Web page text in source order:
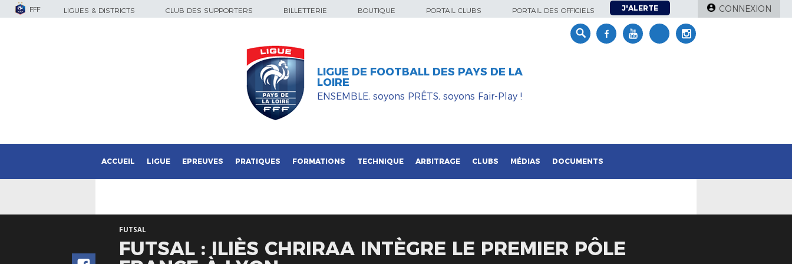
FFF LIGUES & DISTRICTS CLUB DES SUPPORTERS BILLETTERIE BOUTIQUE PORTAIL CLUBS PORTAIL DES OFFICIELS J'ALERTE CONNEXION
LIGUE DE FOOTBALL DES PAYS DE LA
LOIRE
ENSEMBLE, soyons PRÊTS, soyons Fair-Play !
ACCUEIL LIGUE EPREUVES PRATIQUES FORMATIONS TECHNIQUE ARBITRAGE CLUBS MÉDIAS DOCUMENTS
FUTSAL
FUTSAL : ILIÈS CHRIRAA INTÈGRE LE PREMIER PÔLE